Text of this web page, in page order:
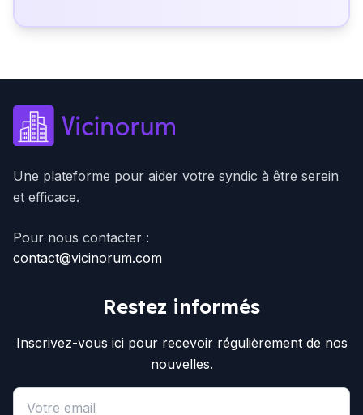
Une plateforme pour aider votre syndic à être serein
et efficace.
Pour nous contacter :
contact@vicinorum.com
Restez informés
Inscrivez-vous ici pour recevoir régulièrement de nos
nouvelles.
Email address